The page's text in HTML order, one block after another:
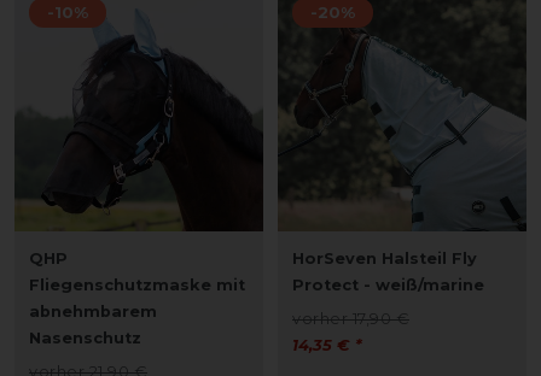
-10%
QHP
Fliegenschutzmaske mit
abnehmbarem
Nasenschutz
vorher 21,90 €
-20%
HorSeven Halsteil Fly
Protect - weiß/marine
vorher 17,90 €
14,35 € *